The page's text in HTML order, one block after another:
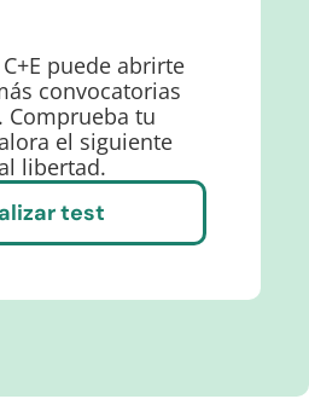
puede abrirte
convocatorias
Comprueba tu
el siguiente
libertad.
test